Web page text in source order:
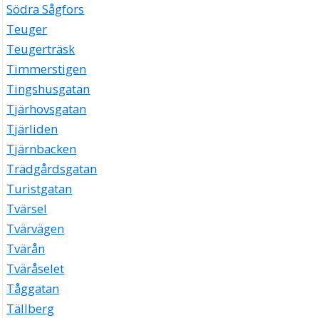
Södra Sågfors
Teuger
Teugerträsk
Timmerstigen
Tingshusgatan
Tjärhovsgatan
Tjärliden
Tjärnbacken
Trädgårdsgatan
Turistgatan
Tvärsel
Tvärvägen
Tvärån
Tväråselet
Tåggatan
Tällberg